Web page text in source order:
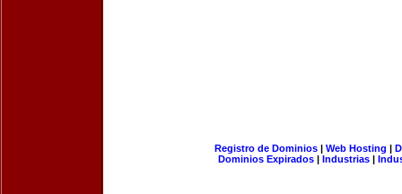
Registro de Dominios| Web Hosting |
Dominios Expirados | Industrias |